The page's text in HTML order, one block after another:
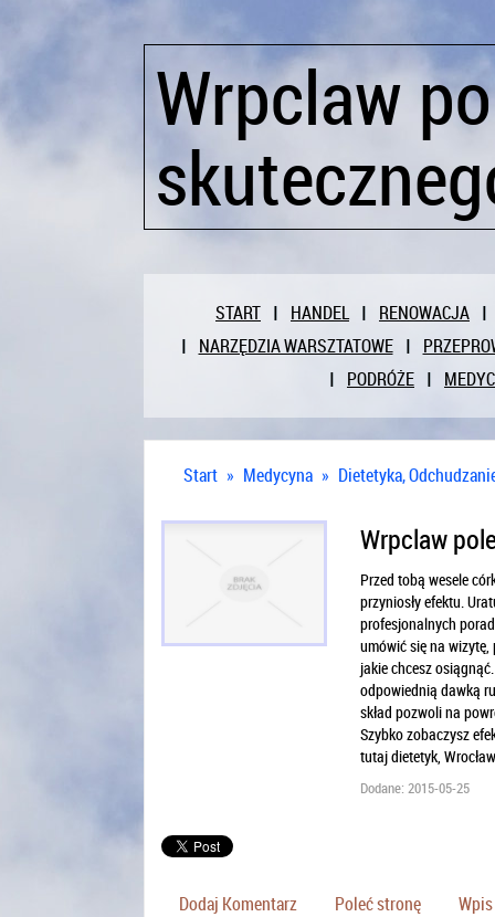
Wrpclaw
START HANDEL
RENOWACJA
NARZĘDZIA WARSZTATOWE
PODRÓŻE
Start » Medycyna » Dietetyka,
Wrpclaw
Przed tobą wesele
przyniosły efektu.
profesjonalnych
umówić się na
jakie chcesz
odpowiednią dawką
skład pozwoli na
Szybko zobaczysz
tutaj dietetyk,
Dodane: 2015-05-25
Dodaj Komentarz Poleć stronę